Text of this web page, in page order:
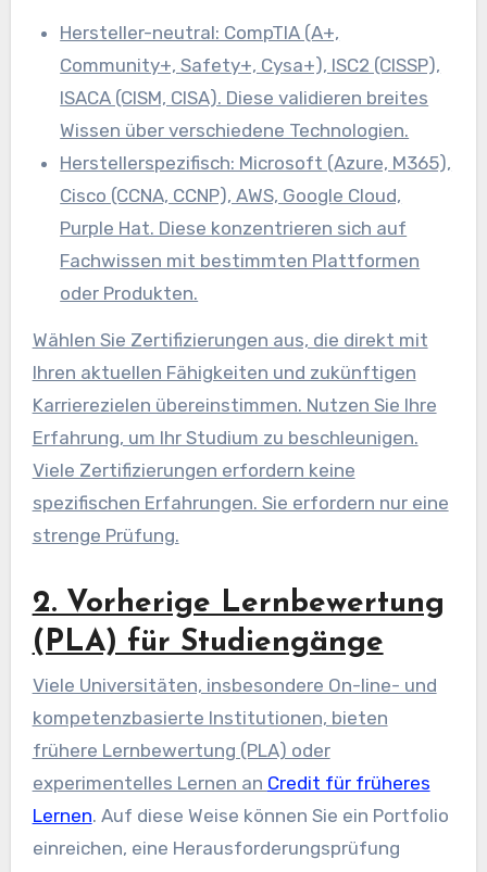
Hersteller-neutral: CompTIA (A+,
Community+, Safety+, Cysa+), ISC2 (CISSP),
ISACA (CISM, CISA). Diese validieren breites
Wissen über verschiedene Technologien.
Herstellerspezifisch: Microsoft (Azure, M365),
Cisco (CCNA, CCNP), AWS, Google Cloud,
Purple Hat. Diese konzentrieren sich auf
Fachwissen mit bestimmten Plattformen
oder Produkten.
Wählen Sie Zertifizierungen aus, die direkt mit
Ihren aktuellen Fähigkeiten und zukünftigen
Karrierezielen übereinstimmen. Nutzen Sie Ihre
Erfahrung, um Ihr Studium zu beschleunigen.
Viele Zertifizierungen erfordern keine
spezifischen Erfahrungen. Sie erfordern nur eine
strenge Prüfung.
2. Vorherige Lernbewertung
(PLA) für Studiengänge
Viele Universitäten, insbesondere On-line- und
kompetenzbasierte Institutionen, bieten
frühere Lernbewertung (PLA) oder
experimentelles Lernen an Credit für früheres
Lernen. Auf diese Weise können Sie ein Portfolio
einreichen, eine Herausforderungsprüfung